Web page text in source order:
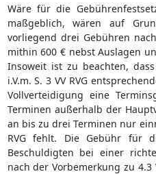
Wäre für die
maßgeblich, wären auf
vorliegend drei Gebühren
mithin 600 € nebst Auslagen
Insoweit ist zu beachten,
i.V.m. S. 3 VV RVG
Vollverteidigung eine
Terminen außerhalb der
an bis zu drei Terminen nur
RVG fehlt. Die Gebühr für
Beschuldigten bei einer
nach der Vorbemerkung zu 4.3